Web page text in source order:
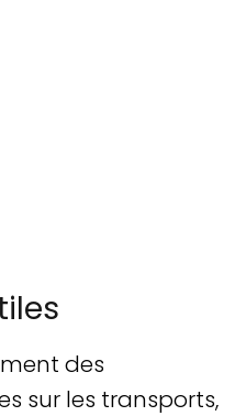
des
sur les transports,